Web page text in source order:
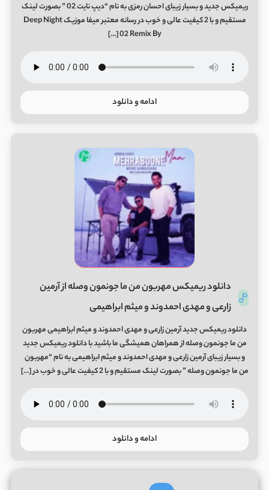
ریمیکس جدید و بسیار زیبای احسان رمزی به نام “دیپ نایت 02 ” بصورت لینک
مستقیم و با 2 کیفیت عالی و خوب در رسانه معتبر میفا موزیک Deep Night
02 Remix By […]
ادامه و دانلود
دانلود ریمیکس مهربون من ما جونمون وصله از آرمین
زارعی و مهدی احمدوند و میثم ابراهیمی
دانلود ریمیکس جدید آرمین زارعی و مهدی احمدوند و میثم ابراهیمی مهربون
من ما جونمون وصله از همراهان همیشگی ما باشید با دانلود ریمیکس جدید
و بسیار زیبای آرمین زارعی و مهدی احمدوند و میثم ابراهیمی به نام “مهربون
من ما جونمون وصله ” بصورت لینک مستقیم و با 2 کیفیت عالی و خوب در […]
ادامه و دانلود